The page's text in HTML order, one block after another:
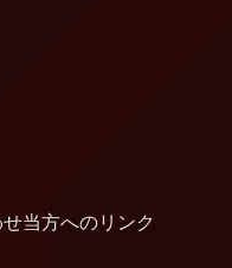
当方へのリンク